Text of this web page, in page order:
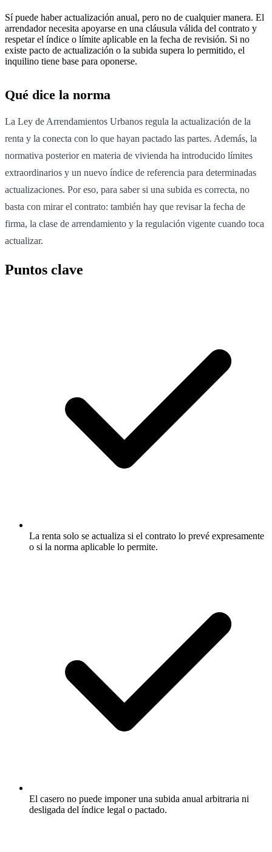
Sí puede haber actualización anual, pero no de cualquier manera. El
arrendador necesita apoyarse en una cláusula válida del contrato y
respetar el índice o límite aplicable en la fecha de revisión. Si no
existe pacto de actualización o la subida supera lo permitido, el
inquilino tiene base para oponerse.
Qué dice la norma
La Ley de Arrendamientos Urbanos regula la actualización de la
renta y la conecta con lo que hayan pactado las partes. Además, la
normativa posterior en materia de vivienda ha introducido límites
extraordinarios y un nuevo índice de referencia para determinadas
actualizaciones. Por eso, para saber si una subida es correcta, no
basta con mirar el contrato: también hay que revisar la fecha de
firma, la clase de arrendamiento y la regulación vigente cuando toca
actualizar.
Puntos clave
La renta solo se actualiza si el contrato lo prevé expresamente
o si la norma aplicable lo permite.
El casero no puede imponer una subida anual arbitraria ni
desligada del índice legal o pactado.